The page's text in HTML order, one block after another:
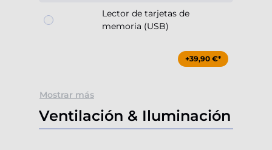
Lector de tarjetas de
memoria (USB)
+39,90 €*
Mostrar más
Ventilación & Iluminación